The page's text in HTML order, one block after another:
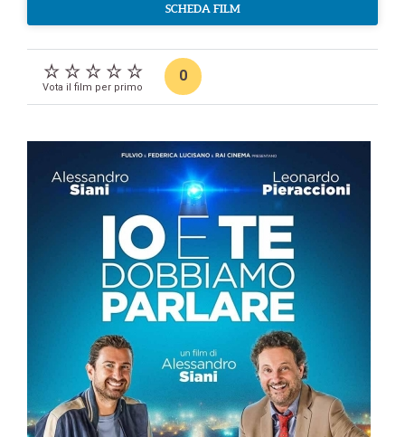
SCHEDA FILM
Vota il film per primo
0